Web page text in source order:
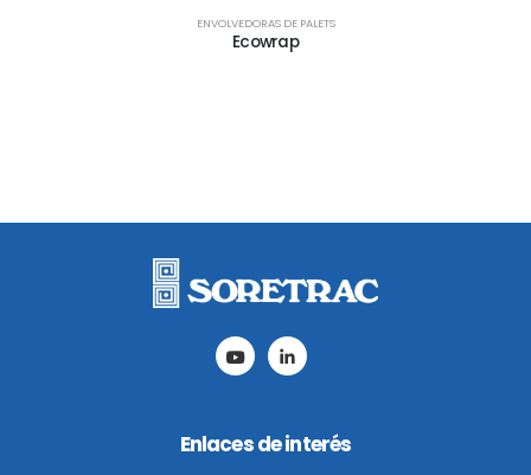
ENVOLVEDORAS DE PALETS
Ecowrap
Enlaces de interés